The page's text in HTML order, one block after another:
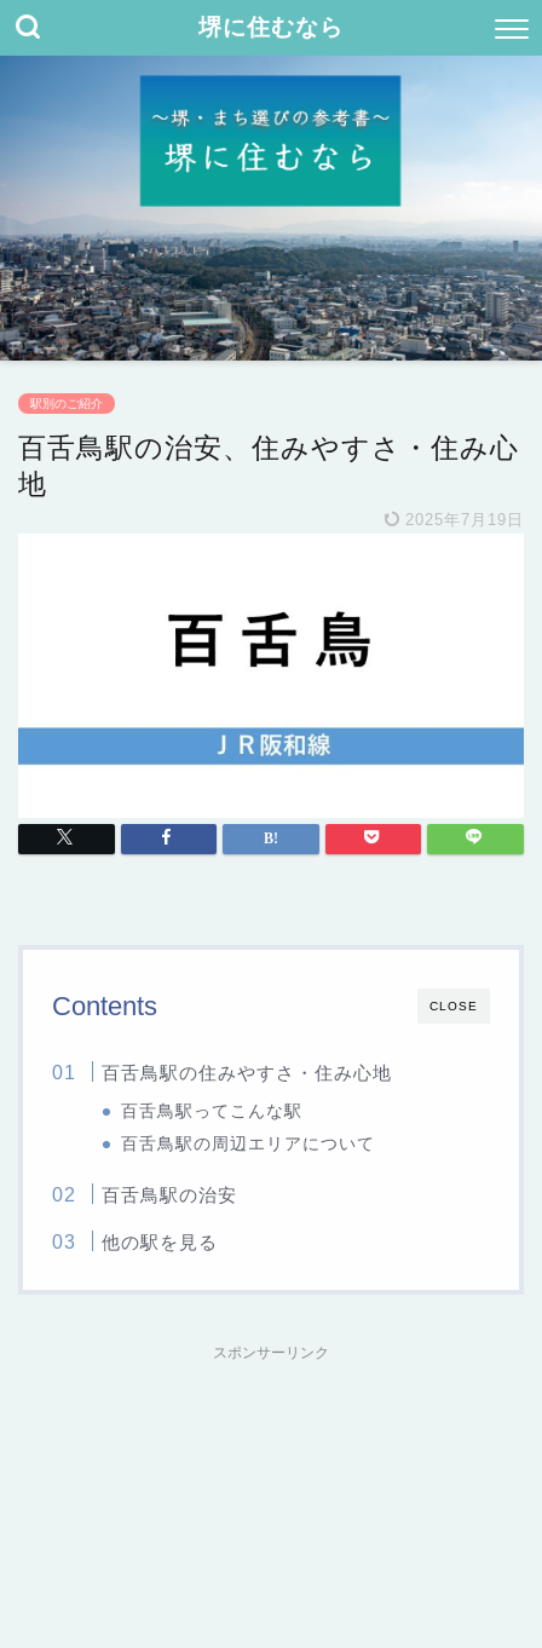
堺に住むなら
駅別のご紹介
百舌鳥駅の治安、住みやすさ・住み心
地
2025年7月19日
CLOSE
Contents
百舌鳥駅の住みやすさ・住み心地
百舌鳥駅ってこんな駅
百舌鳥駅の周辺エリアについて
百舌鳥駅の治安
他の駅を見る
スポンサーリンク